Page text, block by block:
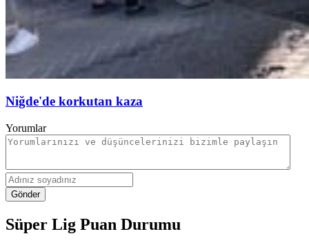
Niğde'de korkutan kaza
Yorumlar
Gönder
Süper Lig Puan Durumu